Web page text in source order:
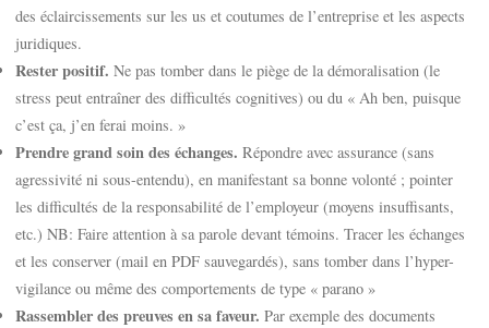
des éclaircissements sur les us et coutumes de l’entreprise et les aspects
juridiques.
Rester positif.Ne pas tomber dans le piège de la démoralisation (le
stress peut entraîner des difficultés cognitives) ou du « Ah ben, puisque
c’est ça, j’en ferai moins. »
Prendre grand soin des échanges. Répondre avec assurance (sans
agressivité ni sous-entendu), en manifestant sa bonne volonté ; pointer
les difficultés de la responsabilité de l’employeur (moyens insuffisants,
etc.) NB: Faire attention à sa parole devant témoins. Tracer les échanges
et les conserver (mail en PDF sauvegardés), sans tomber dans l’hyper-
vigilance ou même des comportements de type « parano »
Rassembler des preuves en sa faveur. Par exemple des documents